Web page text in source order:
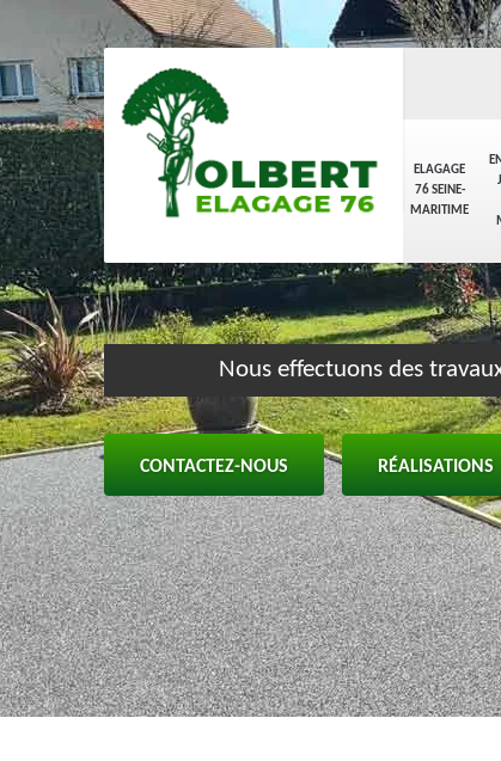
ELAGAGE
76 SEINE-
MARITIME
Nous effectuons des
CONTACTEZ-NOUS RÉALISATIONS